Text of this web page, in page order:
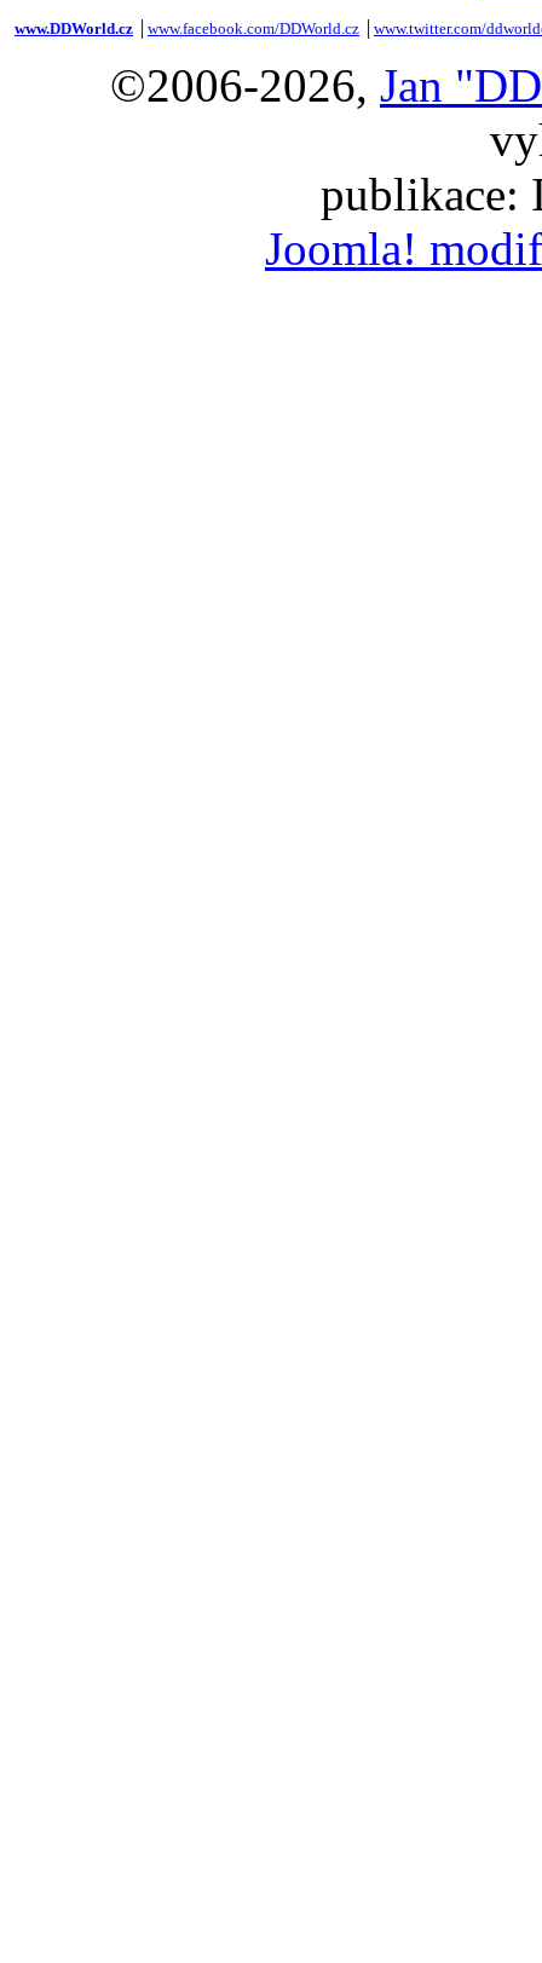
www.DDWorld.cz www.facebook.com/DDWorld.cz www.twitter.com/
©2006-2026, Jan
publikace:
Joomla!